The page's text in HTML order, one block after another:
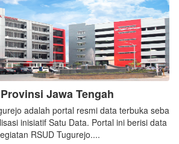
Jawa Tengah
adalah portal resmi data terbuka seba
inisiatif Satu Data. Portal ini berisi data
RSUD Tugurejo....